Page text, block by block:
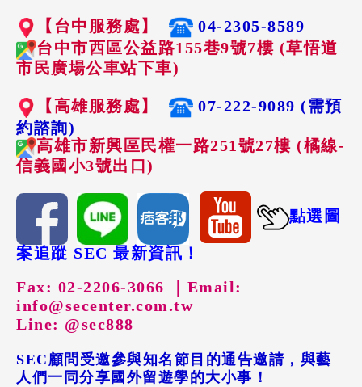
【台中服務處】
04-2305-8589
台中市西區公益路155巷9號7樓 (草悟道
市民廣場公車站下車)
【高雄服務處】
07-222-9089 (需預
約諮詢)
高雄市新興區民權一路251號27樓 (橘線-
信義國小3號出口)
點選圖
案追蹤 SEC 最新資訊！
Fax: 02-2206-3066 ｜ Email:
info@secenter.com.tw
Line: @sec888
SEC顧問受邀參與知名節目的通告邀請，與藝
人們一同分享國外留遊學的大小事！